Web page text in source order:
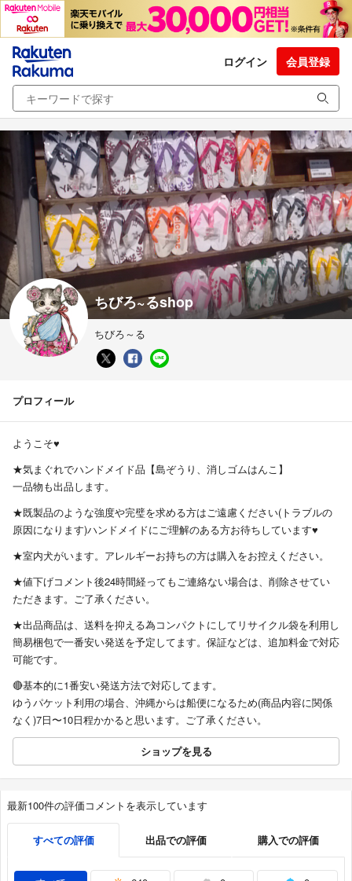
ログイン 会員登録
ちびろ~るshop
ちびろ～る
プロフィール
ようこそ♥︎
★気まぐれでハンドメイド品【島ぞうり、消しゴムはんこ】
一品物も出品します。
★既製品のような強度や完璧を求める方はご遠慮ください(トラブルの
原因になります)ハンドメイドにご理解のある方お待ちしています♥︎
★室内犬がいます。アレルギーお持ちの方は購入をお控えください。
★値下げコメント後24時間経ってもご連絡ない場合は、削除させてい
ただきます。ご了承ください。
★出品商品は、送料を抑える為コンパクトにしてリサイクル袋を利用し
簡易梱包で一番安い発送を予定してます。保証などは、追加料金で対応
可能です。
🔴基本的に1番安い発送方法で対応してます。
ゆうパケット利用の場合、沖縄からは船便になるため(商品内容に関係
なく)7日〜10日程かかると思います。ご了承ください。
ショップを見る
最新100件の評価コメントを表示しています
すべての評価 出品での評価 購入での評価